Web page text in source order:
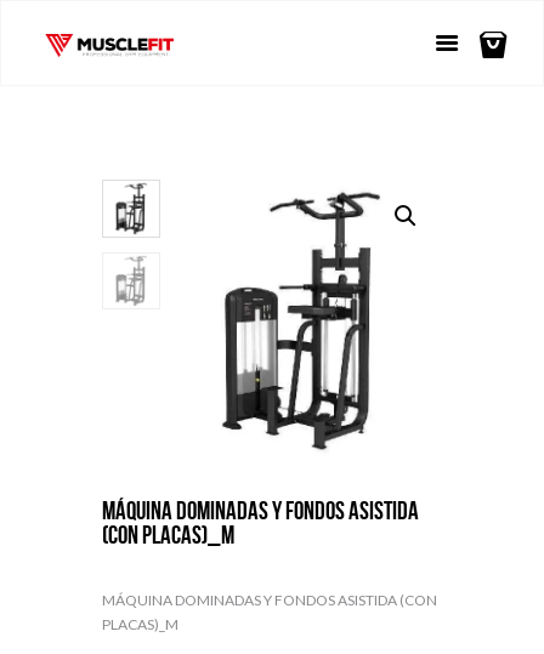
MÁQUINA DOMINADAS Y FONDOS ASISTIDA
(CON PLACAS)_M
MÁQUINA DOMINADAS Y FONDOS ASISTIDA (CON
PLACAS)_M